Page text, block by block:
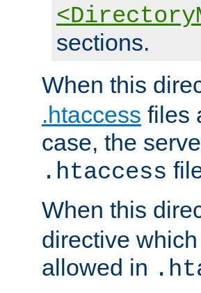
sections.
When this
.htaccess files
case, the
.htaccess
When this
directive
allowed in